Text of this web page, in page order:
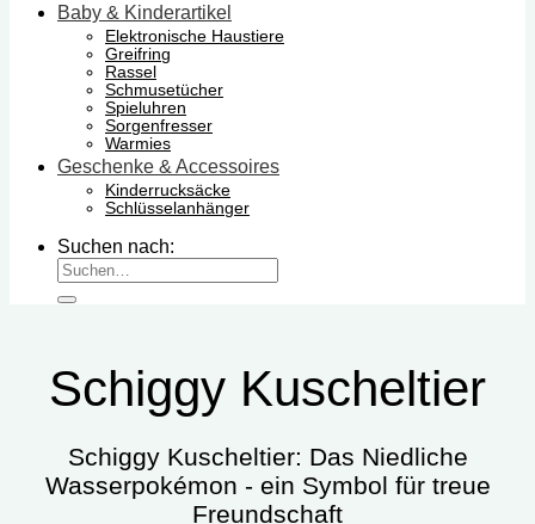
Baby & Kinderartikel
Elektronische Haustiere
Greifring
Rassel
Schmusetücher
Spieluhren
Sorgenfresser
Warmies
Geschenke & Accessoires
Kinderrucksäcke
Schlüsselanhänger
Suchen nach:
Schiggy Kuscheltier
Schiggy Kuscheltier: Das Niedliche
Wasserpokémon - ein Symbol für treue
Freundschaft